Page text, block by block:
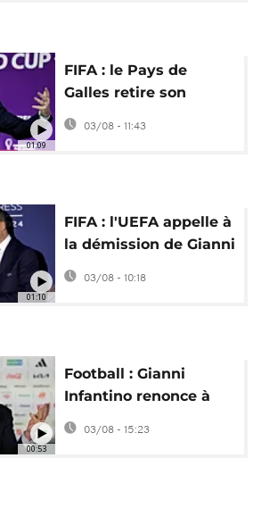
01:09
FIFA : le Pays de
Galles retire son
soutien à la réélection
de Gianni Infantino
03/08 - 11:43
01:10
FIFA : l'UEFA appelle à
la démission de Gianni
Infantino
03/08 - 10:18
00:53
Football : Gianni
Infantino renonce à
son projet controversé
03/08 - 15:23